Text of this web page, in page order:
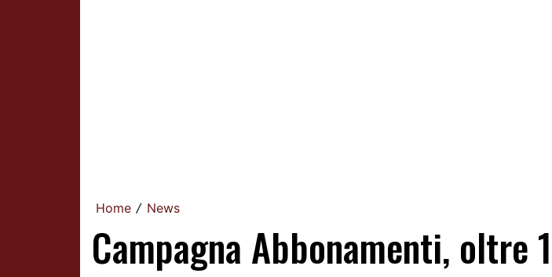
Home / News
Campagna Abbonamenti,